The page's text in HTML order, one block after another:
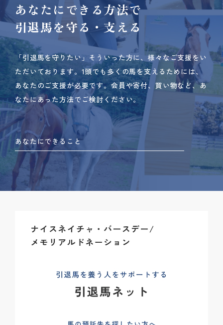
あなたにできる方法で
引退馬を守る・支える
「引退馬を守りたい」そういった方に、様々なご支援をい
ただいております。 1頭でも多くの馬を支えるためには、
あなたのご支援が必要です。 会員や寄付、買い物など、あ
なたにあった方法でご検討ください。
あなたにできること